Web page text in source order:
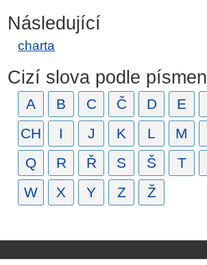
Následující
charta
Cizí slova podle písmen
A B C Č D E
CH
I J K L M
Q
R Ř S Š T
W
X Y Z Ž